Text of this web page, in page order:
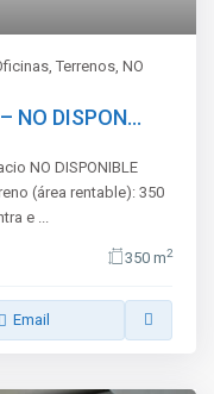
,Terrenos,NO
NO DISPON...
NO DISPONIBLE
(área rentable): 350
e ...
350 m2
Email